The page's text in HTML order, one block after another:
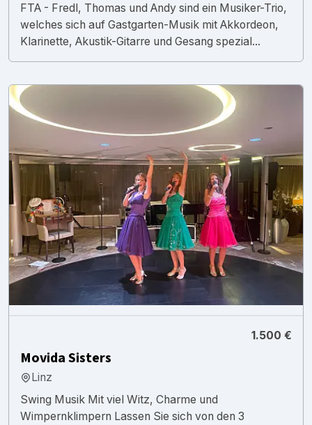
FTA - Fredl, Thomas und Andy sind ein Musiker-Trio,
welches sich auf Gastgarten-Musik mit Akkordeon,
Klarinette, Akustik-Gitarre und Gesang spezial...
1.500 €
Movida Sisters
Linz
Swing Musik Mit viel Witz, Charme und
Wimpernklimpern Lassen Sie sich von den 3